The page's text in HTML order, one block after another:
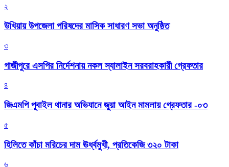
২
উখিয়ায় উপজেলা পরিষদের মাসিক সাধারণ সভা অনুষ্ঠিত
৩
গাজীপুরে এসপির নির্দেশনায় নকল স্যালাইন সরবরাহকারী গ্রেফতার
৪
জিএমপি পূবাইল থানার অভিযানে জুয়া আইন মামলায় গ্রেফতার -০৩
৫
হিলিতে কাঁচা মরিচের দাম ঊর্ধ্বমুখী, প্রতিকেজি ৩২০ টাকা
৬